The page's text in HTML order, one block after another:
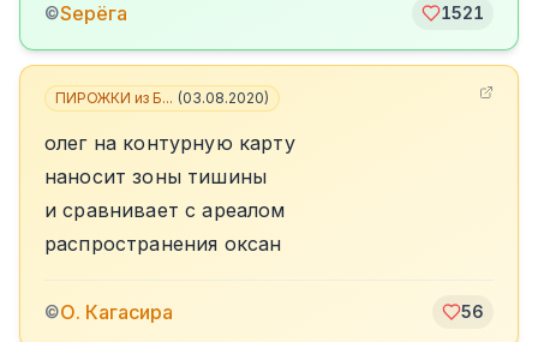
©Sерёга 1521
ПИРОЖКИ из Б... (03.08.2020)
олег на контурную карту
наносит зоны тишины
и сравнивает с ареалом
распространения оксан
©О. Кагасира 56